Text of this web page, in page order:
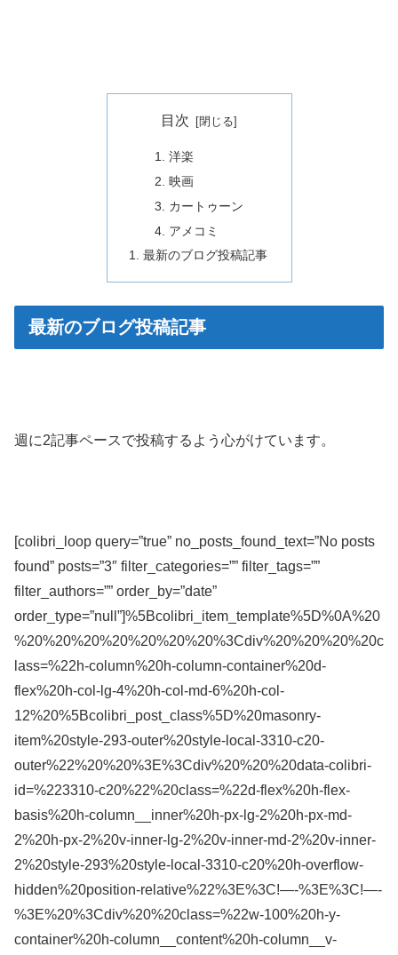
目次
洋楽
映画
カートゥーン
アメコミ
最新のブログ投稿記事
最新のブログ投稿記事
週に2記事ペースで投稿するよう心がけています。
[colibri_loop query=”true” no_posts_found_text=”No posts
found” posts=”3″ filter_categories=”” filter_tags=””
filter_authors=”” order_by=”date”
order_type=”null”]%5Bcolibri_item_template%5D%0A%20
%20%20%20%20%20%20%20%3Cdiv%20%20%20%20c
lass=%22h-column%20h-column-container%20d-
flex%20h-col-lg-4%20h-col-md-6%20h-col-
12%20%5Bcolibri_post_class%5D%20masonry-
item%20style-293-outer%20style-local-3310-c20-
outer%22%20%20%3E%3Cdiv%20%20%20data-colibri-
id=%223310-c20%22%20class=%22d-flex%20h-flex-
basis%20h-column__inner%20h-px-lg-2%20h-px-md-
2%20h-px-2%20v-inner-lg-2%20v-inner-md-2%20v-inner-
2%20style-293%20style-local-3310-c20%20h-overflow-
hidden%20position-relative%22%3E%3C!—-%3E%3C!—-
%3E%20%3Cdiv%20%20class=%22w-100%20h-y-
container%20h-column__content%20h-column__v-